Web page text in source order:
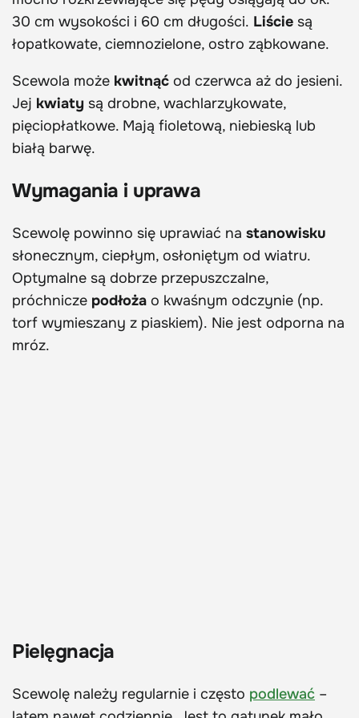
30 cm wysokości i 60 cm długości. Liście są
łopatkowate, ciemnozielone, ostro ząbkowane.
Scewola może kwitnąć od czerwca aż do jesieni.
Jej kwiaty są drobne, wachlarzykowate,
pięciopłatkowe. Mają fioletową, niebieską lub
białą barwę.
Wymagania i uprawa
Scewolę powinno się uprawiać na stanowisku
słonecznym, ciepłym, osłoniętym od wiatru.
Optymalne są dobrze przepuszczalne,
próchnicze podłoża o kwaśnym odczynie (np.
torf wymieszany z piaskiem). Nie jest odporna na
mróz.
Pielęgnacja
Scewolę należy regularnie i często podlewać –